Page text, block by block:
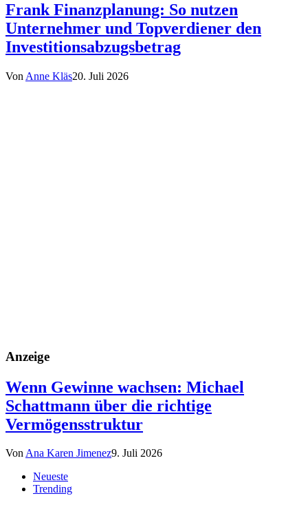
Frank Finanzplanung: So nutzen
Unternehmer und Topverdiener den
Investitionsabzugsbetrag
Von Anne Kläs20. Juli 2026
Anzeige
Wenn Gewinne wachsen: Michael
Schattmann über die richtige
Vermögensstruktur
VonAna Karen Jimenez9. Juli 2026
Neueste
Trending